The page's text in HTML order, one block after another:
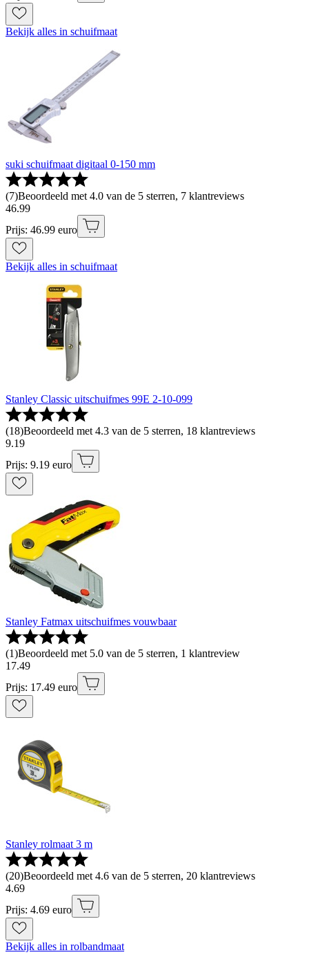
Bekijk alles in schuifmaat
suki schuifmaat digitaal 0-150 mm
(7)Beoordeeld met 4.0 van de 5 sterren, 7 klantreviews
46.99
Prijs: 46.99 euro
Bekijk alles in schuifmaat
Stanley Classic uitschuifmes 99E 2-10-099
(18)Beoordeeld met 4.3 van de 5 sterren, 18 klantreviews
9.19
Prijs: 9.19 euro
Stanley Fatmax uitschuifmes vouwbaar
(1)Beoordeeld met 5.0 van de 5 sterren, 1 klantreview
17.49
Prijs: 17.49 euro
Stanley rolmaat 3 m
(20)Beoordeeld met 4.6 van de 5 sterren, 20 klantreviews
4.69
Prijs: 4.69 euro
Bekijk alles in rolbandmaat